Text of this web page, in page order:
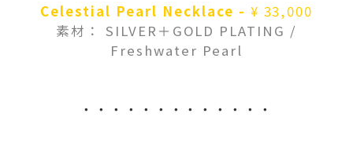
Celestial Pearl Necklace - ¥ 33,000
素材：
SILVER＋GOLD PLATING /
Freshwater Pearl
・・・・・・・・・・・・・